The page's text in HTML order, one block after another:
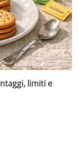
limiti e